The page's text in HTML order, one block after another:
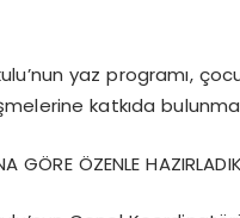
yaz programı,
katkıda
GÖRE ÖZENLE